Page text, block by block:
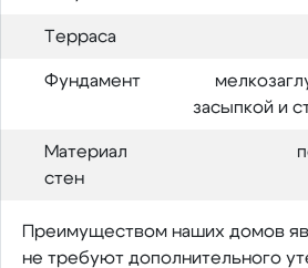
Терраса
Фундамент
засыпкой и
Материал
стен
Преимуществом наших домов
не требуют дополнительного